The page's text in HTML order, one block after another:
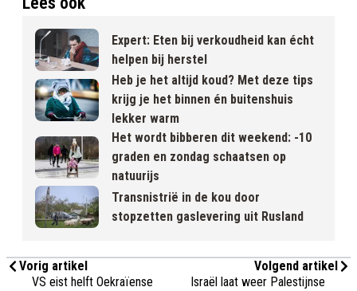
Expert: Eten bij verkoudheid kan écht
helpen bij herstel
Heb je het altijd koud? Met deze tips
krijg je het binnen én buitenshuis
lekker warm
Het wordt bibberen dit weekend: -10
graden en zondag schaatsen op
natuurijs
Transnistrië in de kou door
stopzetten gaslevering uit Rusland
Vorig artikel
VS eist helft Oekraïense
Volgend artikel
Israël laat weer Palestijnse